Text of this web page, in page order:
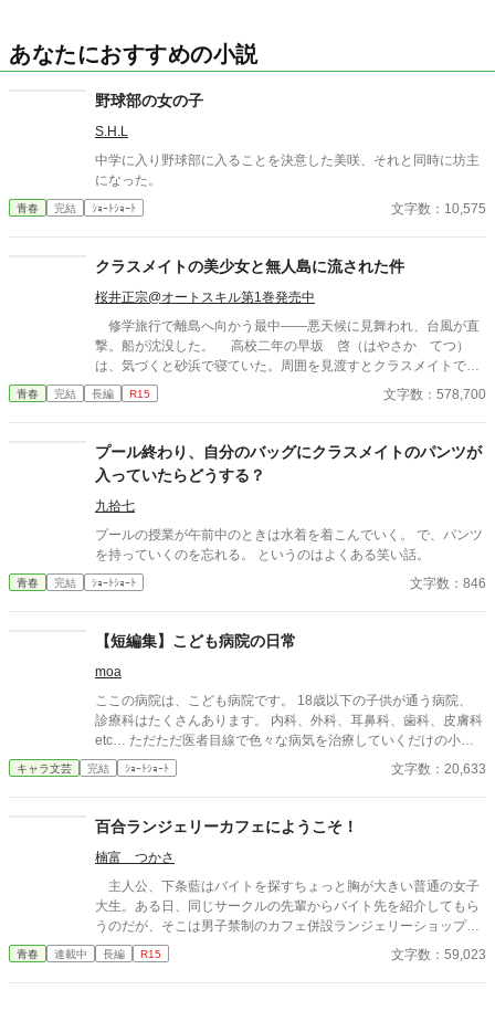
あなたにおすすめの小説
野球部の女の子
S.H.L
中学に入り野球部に入ることを決意した美咲、それと同時に坊主
になった。
青春 完結 ｼｮｰﾄｼｮｰﾄ 文字数：10,575
クラスメイトの美少女と無人島に流された件
桜井正宗@オートスキル第1巻発売中
修学旅行で離島へ向かう最中――悪天候に見舞われ、台風が直
撃。船が沈没した。 高校二年の早坂 啓（はやさか てつ）
は、気づくと砂浜で寝ていた。周囲を見渡すとクラスメイトで美
少女の天音 愛（あまね まな）が隣に倒れていた。 どうや
ら、漂流して流されていたようだった。 帰ろうにも島は『無人
無人島サバイバルをしていくのだが……クラスの女子が次々に見
つかり、やがてハーレムに。 男一人と女子十五人で……取り合
いに発展！？
青春 完結 長編 R15 文字数：578,700
プール終わり、自分のバッグにクラスメイトのパンツが
入っていたらどうする？
九拾七
プールの授業が午前中のときは水着を着こんでいく。 で、パンツ
を持っていくのを忘れる。 というのはよくある笑い話。
青春 完結 ｼｮｰﾄｼｮｰﾄ 文字数：846
【短編集】こども病院の日常
moa
ここの病院は、こども病院です。 18歳以下の子供が通う病院、
診療科はたくさんあります。 内科、外科、耳鼻科、歯科、皮膚科
etc… ただただ医者目線で色々な病気を治療していくだけの小説
です。 恋愛要素などは一切ありません。 密着病院24時！的な感
じです。 人物像などは表記していない為、読者様のご想像にお任
ください。 歯科以外の医療知識はそこまで詳しくないのですみま
キャラ文芸 完結 ｼｮｰﾄｼｮｰﾄ 文字数：20,633
百合ランジェリーカフェにようこそ！
楠富 つかさ
主人公、下条藍はバイトを探すちょっと胸が大きい普通の女子
大生。ある日、同じサークルの先輩からバイト先を紹介してもら
うのだが、そこは男子禁制のカフェ併設ランジェリーショップ
で！？ ちょっとハレンチなお仕事カフェライフ、始まりま
す！！ ※この物語はフィクションであり実在の人物・団体・法律
青春 連載中 長編 R15 文字数：59,023